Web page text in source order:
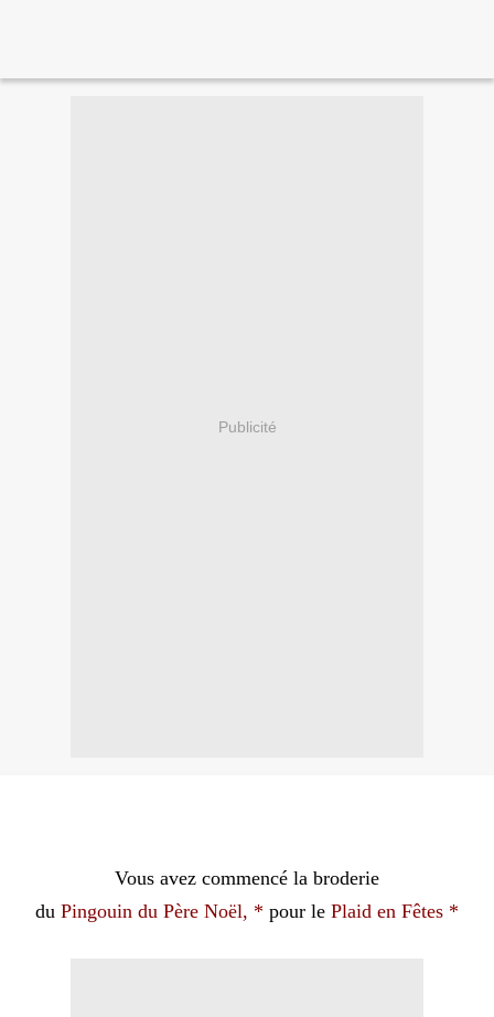
Publicité
Vous avez commencé la broderie
du Pingouin du Père Noël, * pour le Plaid en Fêtes *